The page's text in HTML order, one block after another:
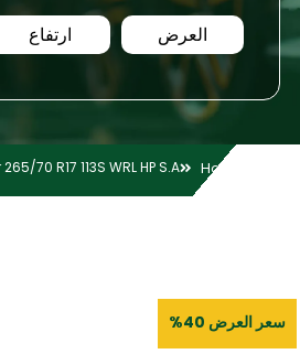
العرض ارتفاع
Home
70 R17 113S WRL HP S.A
سعر العرض 40%